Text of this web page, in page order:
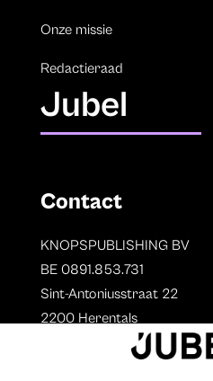
Onze missie
Redactieraad
Jubel
Contact
KNOPSPUBLISHING BV
BE 0891.853.731
Sint-Antoniusstraat 22
2200 Herentals